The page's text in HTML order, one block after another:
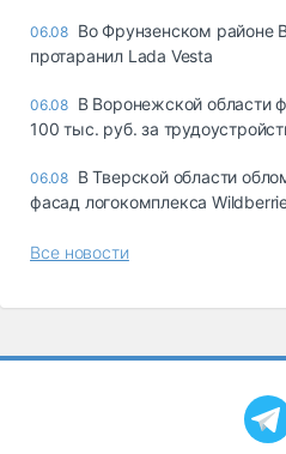
06.08 Во Фрунзенском районе
протаранил Lada Vesta
06.08 В Воронежской области
100 тыс. руб. за
06.08 В Тверской области
фасад логокомплекса
Все новости